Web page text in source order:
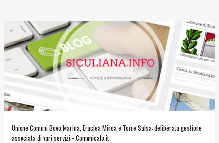
Unione Comuni Bovo Marina, Eraclea Minoa e Torre Salsa: deliberata gestione
associata di vari servizi - Comunicalo.it